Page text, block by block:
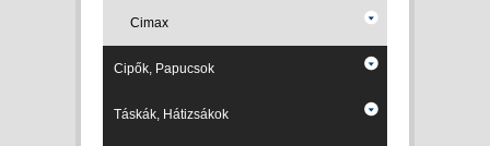
Cimax
Cipők, Papucsok
Táskák, Hátizsákok